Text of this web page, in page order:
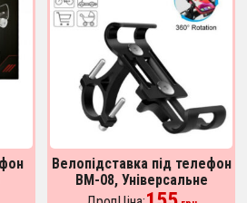
Велопідставка під телефон
BM-08, Універсальне
кріплення для смартфона